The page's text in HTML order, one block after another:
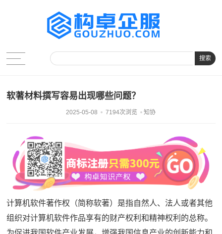
搜索
软著材料撰写容易出现哪些问题？
2025-05-08 7194次浏览 知协
计算机软件著作权（简称软著）是指自然人、法人或者其他
组织对计算机软件作品享有的财产权利和精神权利的总称。